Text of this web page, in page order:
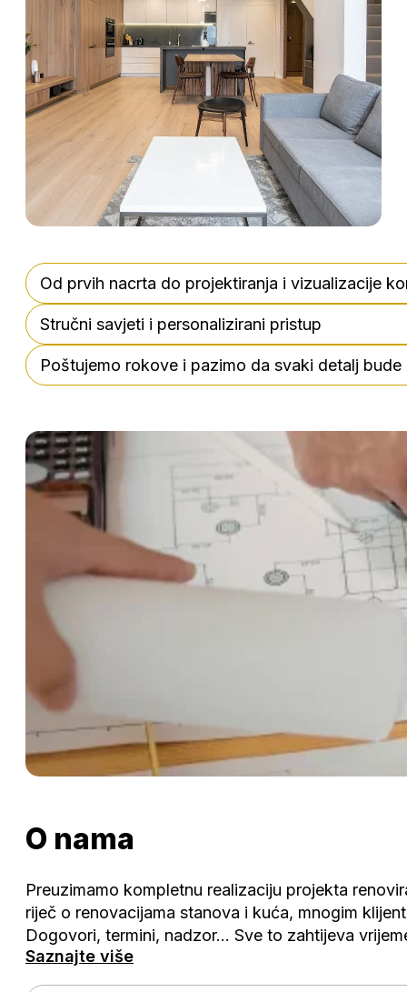
Od prvih nacrta do projektiranja i vizualizacije
Stručni savjeti i personalizirani pristup
Poštujemo rokove i pazimo da svaki detalj
O nama
Preuzimamo kompletnu realizaciju projekta
riječ o renovacijama stanova i kuća, mnogim
Dogovori, termini, nadzor... Sve to zahtijeva
Saznajte više